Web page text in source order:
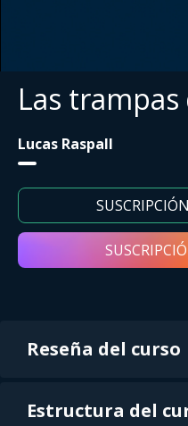
Las trampas
Lucas Raspall
SUSCRIPCIÓN
Reseña del curso
Estructura del